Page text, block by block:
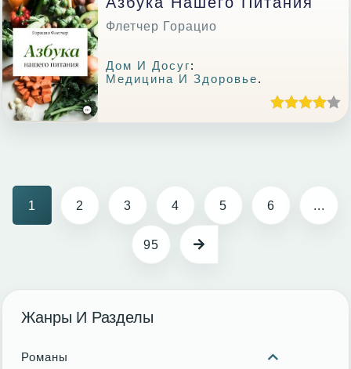
Флетчер Горацио
Дом И Досуг:
Медицина И Здоровье.
1 2 3 4 5 6 ...
95
Жанры И Разделы
Романы